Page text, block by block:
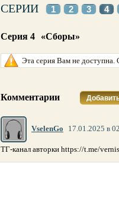
СЕРИИ 1 2 3 4
Серия 4 «Сборы»
Эта серия Вам не
Комментарии
VselenGo 17.01.2025 в
ТГ-канал авторки https://t.me/